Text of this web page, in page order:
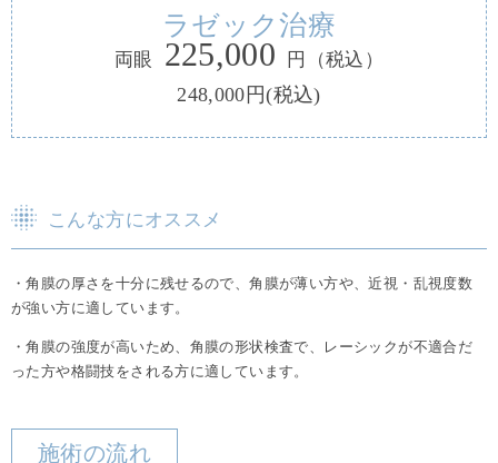
ラゼック治療
両眼 225,000 円 （税込）
248,000円(税込)
こんな方にオススメ
・角膜の厚さを十分に残せるので、角膜が薄い方や、近視・乱視度数
が強い方に適しています。
・角膜の強度が高いため、角膜の形状検査で、レーシックが不適合だ
った方や格闘技をされる方に適しています。
施術の流れ